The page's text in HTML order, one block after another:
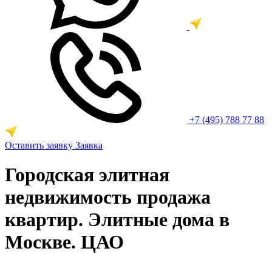
+7 (495) 788 77 88
Оставить заявку Заявка
Городская элитная
недвижимость продажа
квартир. Элитные дома в
Москве. ЦАО